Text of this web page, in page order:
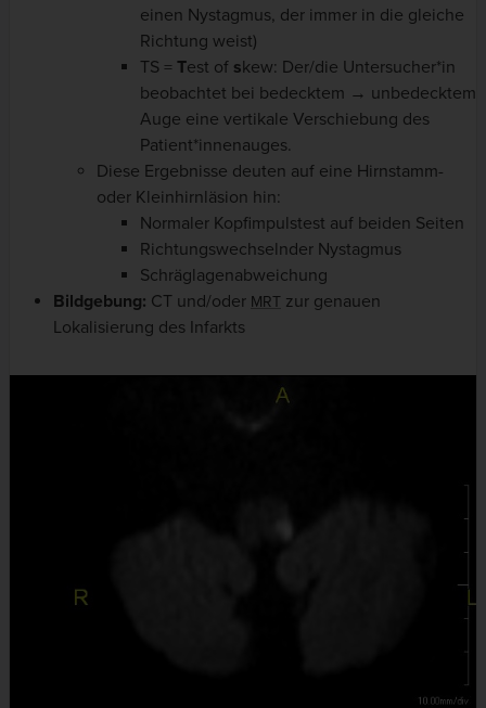
einen Nystagmus, der immer in die gleiche
Richtung weist)
TS = Test of skew: Der/die Untersucher*in
beobachtet bei bedecktem → unbedecktem
Auge eine vertikale Verschiebung des
Patient*innenauges.
Diese Ergebnisse deuten auf eine Hirnstamm-
oder Kleinhirnläsion hin:
Normaler Kopfimpulstest auf beiden Seiten
Richtungswechselnder Nystagmus
Schräglagenabweichung
Bildgebung: CT und/oder MRT zur genauen
Lokalisierung des Infarkts